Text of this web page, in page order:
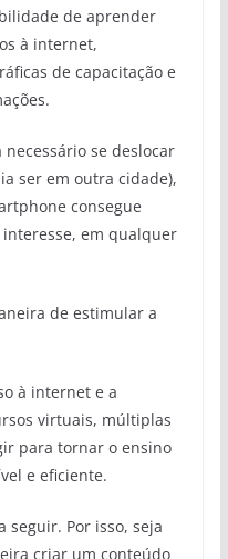
de aprender
à internet,
de capacitação e
se deslocar
ser em outra cidade),
consegue
em qualquer
de estimular a
à internet e a
virtuais, múltiplas
para tornar o ensino
e eficiente.
seguir. Por isso, seja
criar um conteúdo